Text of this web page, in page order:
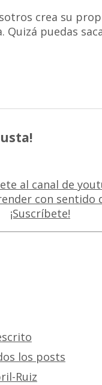
crea su
Quizá puedas
los posts
Ruiz